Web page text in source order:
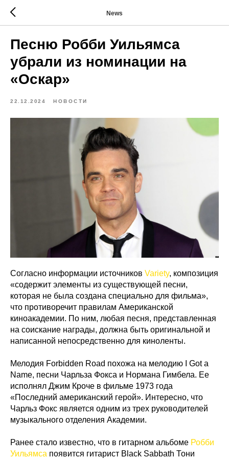
News
Песню Робби Уильямса
убрали из номинации на
«Оскар»
22.12.2024 НОВОСТИ
Согласно информации источников Variety, композиция
«содержит элементы из существующей песни,
которая не была создана специально для фильма»,
что противоречит правилам Американской
киноакадемии. По ним, любая песня, представленная
на соискание награды, должна быть оригинальной и
написанной непосредственно для киноленты.
Мелодия Forbidden Road похожа на мелодию I Got a
Name, песни Чарльза Фокса и Нормана Гимбела. Ее
исполнял Джим Кроче в фильме 1973 года
«Последний американский герой». Интересно, что
Чарльз Фокс является одним из трех руководителей
музыкального отделения Академии.
Ранее стало известно, что в гитарном альбоме Робби
Уильямса появится гитарист Black Sabbath Тони